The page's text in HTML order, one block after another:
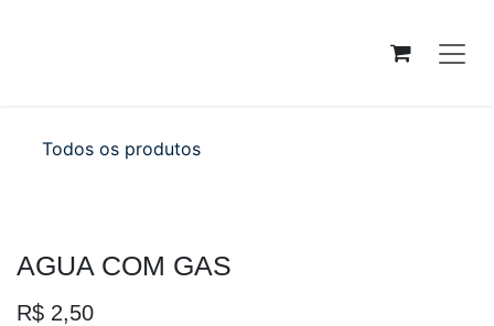
Todos os produtos
AGUA COM GAS
R$ 2,50